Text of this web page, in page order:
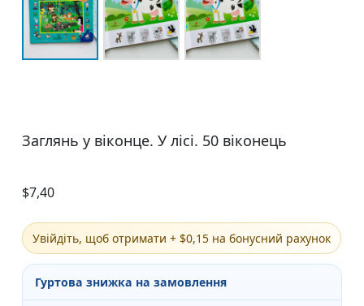
Заглянь у віконце. У лісі. 50 віконець
$7,40
Увійдіть, щоб отримати + $0,15 на бонусний рахунок
Гуртова знижка на замовлення